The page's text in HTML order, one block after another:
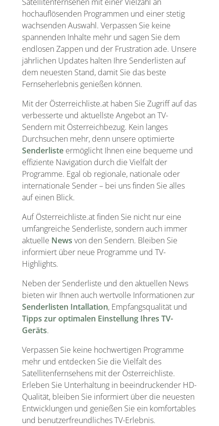
hochauflösenden Programmen und einer stetig
wachsenden Auswahl. Verpassen Sie keine
spannenden Inhalte mehr und sagen Sie dem
endlosen Zappen und der Frustration ade. Unsere
jährlichen Updates halten Ihre Senderlisten auf
dem neuesten Stand, damit Sie das beste
Fernseherlebnis genießen können.
Mit der Österreichliste.at haben Sie Zugriff auf das
verbesserte und aktuellste Angebot an TV-
Sendern mit Österreichbezug. Kein langes
Durchsuchen mehr, denn unsere optimierte
Senderlisteermöglicht Ihnen eine bequeme und
effiziente Navigation durch die Vielfalt der
Programme. Egal ob regionale, nationale oder
internationale Sender – bei uns finden Sie alles
auf einen Blick.
Auf Österreichliste.at finden Sie nicht nur eine
umfangreiche Senderliste, sondern auch immer
aktuelle News von den Sendern. Bleiben Sie
informiert über neue Programme und TV-
Highlights.
Neben der Senderliste und den aktuellen News
bieten wir Ihnen auch wertvolle Informationen zur
Senderlisten Intallation, Empfangsqualität und
Tipps zur optimalen Einstellung Ihres TV-
Geräts.
Verpassen Sie keine hochwertigen Programme
mehr und entdecken Sie die Vielfalt des
Satellitenfernsehens mit der Österreichliste.
Erleben Sie Unterhaltung in beeindruckender HD-
Qualität, bleiben Sie informiert über die neuesten
Entwicklungen und genießen Sie ein komfortables
und benutzerfreundliches TV-Erlebnis.